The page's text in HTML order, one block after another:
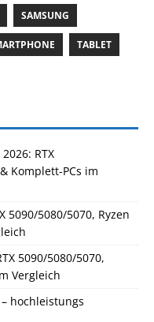
SAMSUNG
TABLET
RTX
Komplett-PCs im
5090/5080/5070, Ryzen
5090/5080/5070,
Vergleich
hochleistungs